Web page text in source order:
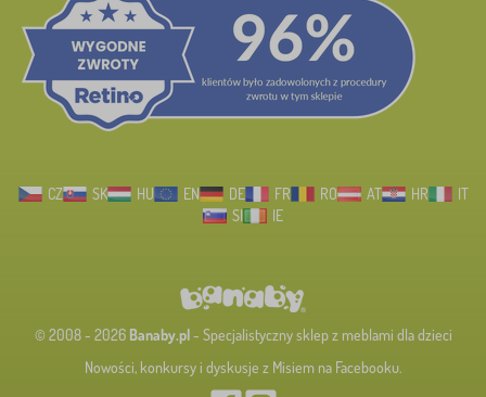
CZ SK HU EN DE FR RO AT HR
IT
SI
IE
© 2008 - 2026 Banaby.pl- Specjalistyczny sklep z meblami dla dzieci
Nowości, konkursy i dyskusje z Misiem na Facebooku.